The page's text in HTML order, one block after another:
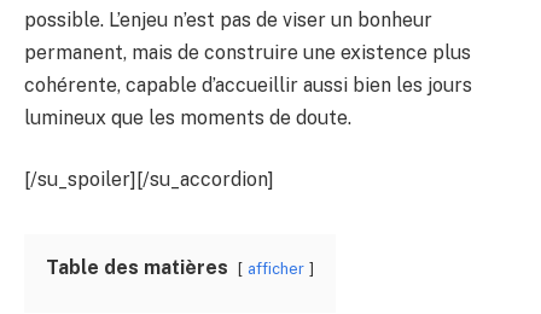
possible. L’enjeu n’est pas de viser un bonheur
permanent, mais de construire une existence plus
cohérente, capable d’accueillir aussi bien les jours
lumineux que les moments de doute.
[/su_spoiler][/su_accordion]
Table des matières afficher